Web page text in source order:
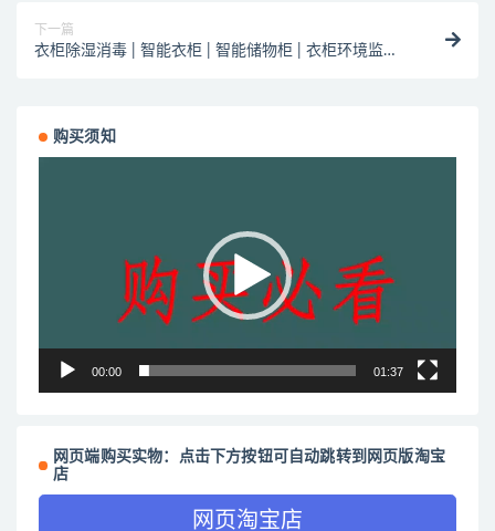
下一篇
衣柜除湿消毒 | 智能衣柜 | 智能储物柜 | 衣柜环境监测 |
购买须知
00:00 01:37
网页端购买实物：点击下方按钮可自动跳转到网页版淘宝
店
网页淘宝店